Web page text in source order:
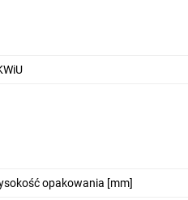
opakowania [mm]